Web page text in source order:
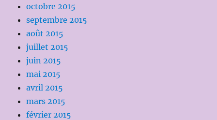
octobre 2015
septembre 2015
août 2015
juillet 2015
juin 2015
mai 2015
avril 2015
mars 2015
février 2015